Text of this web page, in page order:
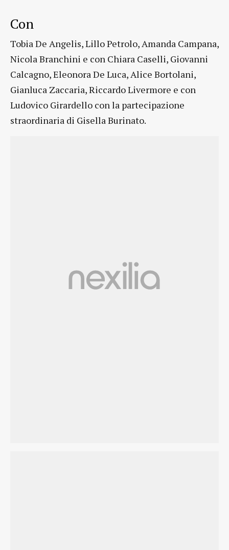
Con
Tobia De Angelis, Lillo Petrolo, Amanda Campana,
Nicola Branchini e con Chiara Caselli, Giovanni
Calcagno, Eleonora De Luca, Alice Bortolani,
Gianluca Zaccaria, Riccardo Livermore e con
Ludovico Girardello con la partecipazione
straordinaria di Gisella Burinato.